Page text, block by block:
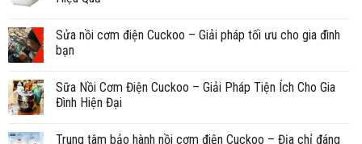
Sửa nồi cơm điện Cuckoo – Giải pháp tối ưu cho gia đình
bạn
Sữa Nồi Cơm Điện Cuckoo – Giải Pháp Tiện Ích Cho Gia
Đình Hiện Đại
Trung tâm bảo hành nồi cơm điện Cuckoo – Địa chỉ đáng